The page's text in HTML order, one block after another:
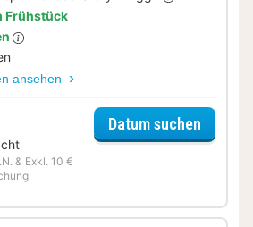
Frühstück
ansehen
& Exkl. 10 €
Datum suchen